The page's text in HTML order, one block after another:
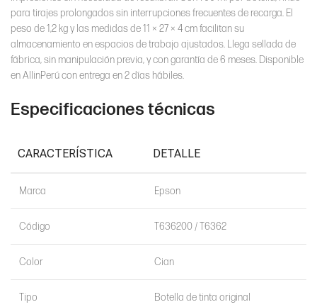
Condición
Nuevo —
Original de
fábrica
Garantía
para tirajes prolongados sin interrupciones frecuentes de recarga. El
peso de 1,2 kg y las medidas de 11 × 27 × 4 cm facilitan su
almacenamiento en espacios de trabajo ajustados. Llega sellada de
fábrica, sin manipulación previa, y con garantía de 6 meses. Disponible
en AllinPerú con entrega en 2 días hábiles.
Especificaciones técnicas
CARACTERÍSTICA DETALLE
Marca Epson
Código T636200 / T6362
Color Cian
Tipo Botella de tinta original